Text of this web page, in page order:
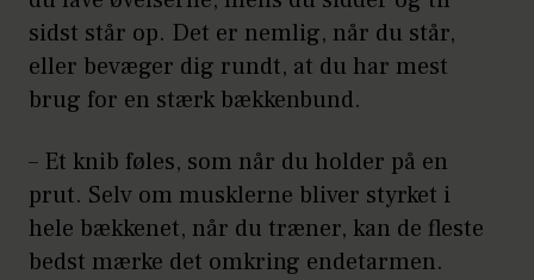
sidst står op. Det er nemlig, når du står,
eller bevæger dig rundt, at du har mest
brug for en stærk bækkenbund.
– Et knib føles, som når du holder på en
prut. Selv om musklerne bliver styrket i
hele bækkenet, når du træner, kan de fleste
bedst mærke det omkring endetarmen.